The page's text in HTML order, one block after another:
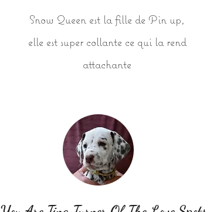
Snow Queen est la fille de Pin up,
elle est super collante ce qui la rend
attachante